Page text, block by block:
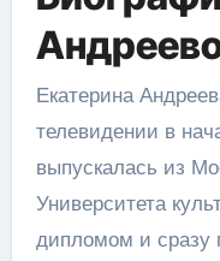
Екатерина
телевидении в
выпускалась из
Университета
дипломом и сразу